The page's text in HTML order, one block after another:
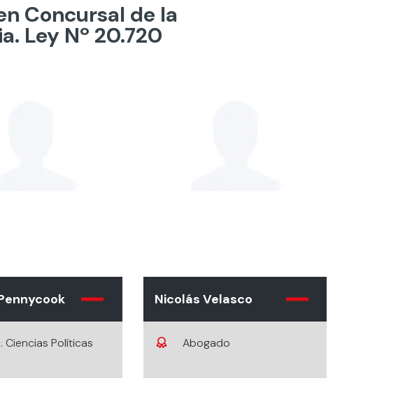
Concursal de la
Ley Nº 20.720
Ciencias Políticas
Nicolás Velasco
Abogado